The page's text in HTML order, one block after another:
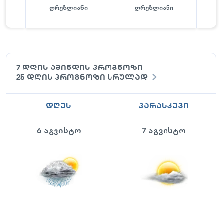
ღრუბლიანი ღრუბლიანი
7 დღის ამინდის პროგნოზი
25 დღის პროგნოზი სრულად
დღეს
6 აგვისტო
პარასკევი
7 აგვისტო